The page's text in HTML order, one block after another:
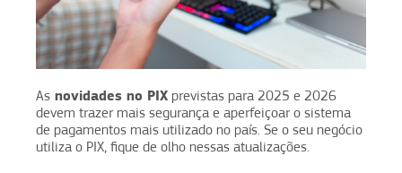
As novidades no PIX previstas para 2025 e 2026
devem trazer mais segurança e aperfeiçoar o sistema
de pagamentos mais utilizado no país. Se o seu negócio
utiliza o PIX, fique de olho nessas atualizações.